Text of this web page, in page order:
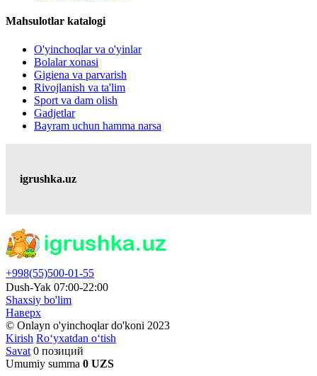
Mahsulotlar katalogi
O'yinchoqlar va o'yinlar
Bolalar xonasi
Gigiena va parvarish
Rivojlanish va ta'lim
Sport va dam olish
Gadjetlar
Bayram uchun hamma narsa
igrushka.uz
+998(55)500-01-55
Dush-Yak 07:00-22:00
Shaxsiy bo'lim
Наверх
© Onlayn o'yinchoqlar do'koni 2023
Kirish Ro‘yxatdan o‘tish
Savat 0 позиций
Umumiy summa 0 UZS